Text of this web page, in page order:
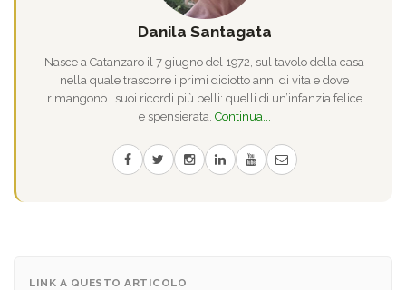
Danila Santagata
Nasce a Catanzaro il 7 giugno del 1972, sul tavolo della casa
nella quale trascorre i primi diciotto anni di vita e dove
rimangono i suoi ricordi più belli: quelli di un’infanzia felice
e spensierata. Continua...
LINK A QUESTO ARTICOLO